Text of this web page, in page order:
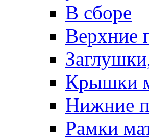
В сборе
Верхние
Крышки
Нижние
Рамки